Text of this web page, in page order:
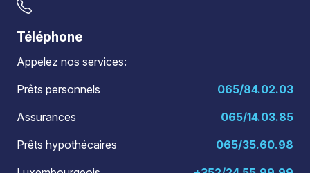
Téléphone
Appelez nos services:
Prêts personnels
065/84.02.03
Assurances
065/14.03.85
Prêts hypothécaires
065/35.60.98